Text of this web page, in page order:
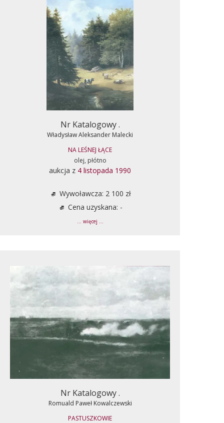
Nr Katalogowy .
Władysław Aleksander Malecki
NA LEŚNEJ ŁĄCE
olej, płótno
aukcja z 4 listopada 1990
Wywoławcza: 2 100 zł
Cena uzyskana: -
... więcej ...
Nr Katalogowy .
Romuald Paweł Kowalczewski
PASTUSZKOWIE